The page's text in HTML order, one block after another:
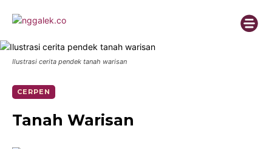
Ilustrasi cerita pendek tanah warisan
CERPEN
Tanah Warisan